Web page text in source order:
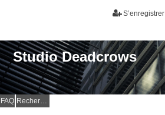
S’enregistrer
Studio Deadcrows
FAQ Rechercher